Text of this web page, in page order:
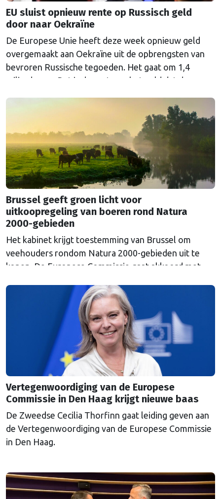
EU sluist opnieuw rente op Russisch geld
door naar Oekraïne
De Europese Unie heeft deze week opnieuw geld
overgemaakt aan Oekraïne uit de opbrengsten van
bevroren Russische tegoeden. Het gaat om 1,4
miljard euro. Dat is de rente op het geld dat de
Euroclear parkeerde. De EU bevroor dat geld na de
Continued
Brussel geeft groen licht voor
uitkoopregeling van boeren rond Natura
2000-gebieden
Het kabinet krijgt toestemming van Brussel om
veehouders rondom Natura 2000-gebieden uit te
kopen. De Europese Commissie gaat akkoord met
Vertegenwoordiging van de Europese
Commissie in Den Haag krijgt nieuwe baas
De Zweedse Cecilia Thorfinn gaat leiding geven aan
de Vertegenwoordiging van de Europese Commissie
in Den Haag.